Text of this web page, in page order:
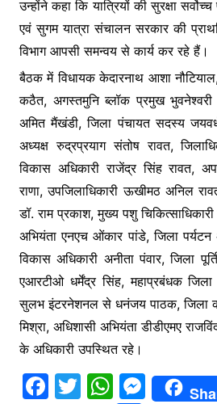
उन्होंने कहा कि यात्रियों की सुरक्षा
एवं सुगम यात्रा संचालन सरकार की
विभाग आपसी समन्वय से कार्य कर रहे हैं।
बैठक में विधायक केदारनाथ आशा
कठैत, अगस्तमुनि ब्लॉक प्रमुख
अमित मैंखंडी, जिला पंचायत सदस्य
अध्यक्ष रुद्रप्रयाग संतोष रावत,
विकास अधिकारी राजेंद्र सिंह रावत,
राणा, उपजिलाधिकारी ऊखीमठ अनिल
डॉ. राम प्रकाश, मुख्य पशु
अभियंता एनएच ओंकार पांडे, जिला पर्यटन
विकास अधिकारी अनीता पंवार, जिला
एआरटीओ धर्मेंद्र सिंह, महाप्रबंधक
सुलभ इंटरनेशनल से धनंजय पाठक, जिला
मिश्रा, अधिशासी अभियंता डीडीएमए
के अधिकारी उपस्थित रहे।
F T W M